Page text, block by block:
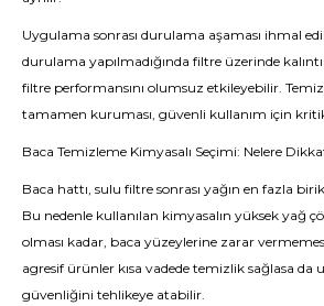
Uygulama sonrası durulama aşaması ihmal
durulama yapılmadığında filtre üzerinde
filtre performansını olumsuz etkileyebilir.
tamamen kuruması, güvenli kullanım için
Baca Temizleme Kimyasalı Seçimi: Nelere
Baca hattı, sulu filtre sonrası yağın en fazla
Bu nedenle kullanılan kimyasalın yüksek yağ
olması kadar, baca yüzeylerine zarar
agresif ürünler kısa vadede temizlik sağlasa da
güvenliğini tehlikeye atabilir.